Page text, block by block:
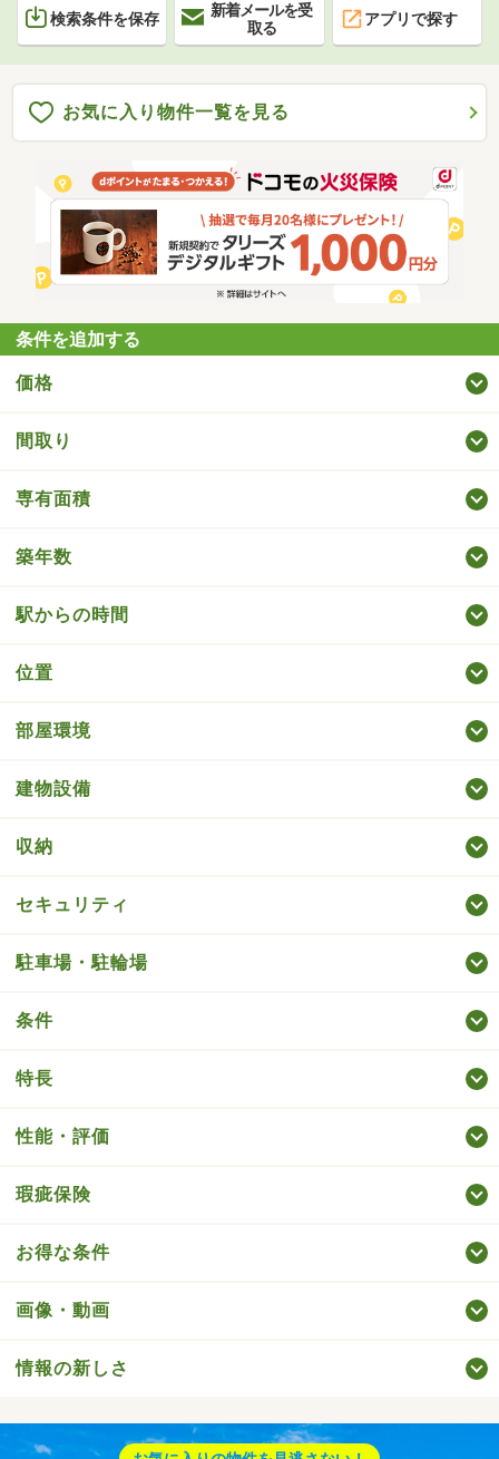
検索条件を保存
新着メールを受
取る
アプリで探す
お気に入り物件一覧を見る
条件を追加する
価格
間取り
専有面積
築年数
駅からの時間
位置
部屋環境
建物設備
収納
セキュリティ
駐車場・駐輪場
条件
特長
性能・評価
瑕疵保険
お得な条件
画像・動画
情報の新しさ